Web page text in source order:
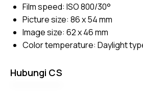
on
r
ratings
Film speed: ISO 800/30°
Picture size: 86 x 54 mm
Image size: 62 x 46 mm
Color temperature: Daylight
Hubungi CS